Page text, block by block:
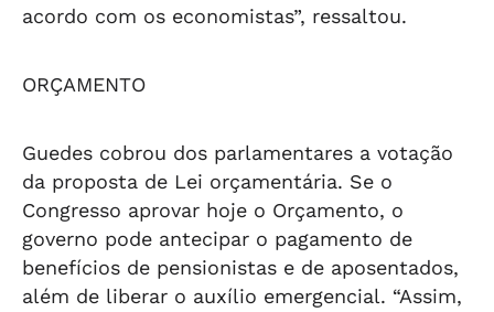
acordo com os economistas”, ressaltou.
ORÇAMENTO
Guedes cobrou dos parlamentares a votação
da proposta de Lei orçamentária. Se o
Congresso aprovar hoje o Orçamento, o
governo pode antecipar o pagamento de
benefícios de pensionistas e de aposentados,
além de liberar o auxílio emergencial. “Assim,